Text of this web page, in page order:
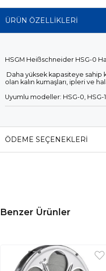
ÜRÜN ÖZELLIKLERI
HSGM Heißschneider HSG-0
Daha yüksek kapasiteye sahip
olan kalın kumaşları, ipleri ve
Uyumlu modeller: HSG-0, HSG-
ÖDEME SEÇENEKLERI
Benzer Ürünler